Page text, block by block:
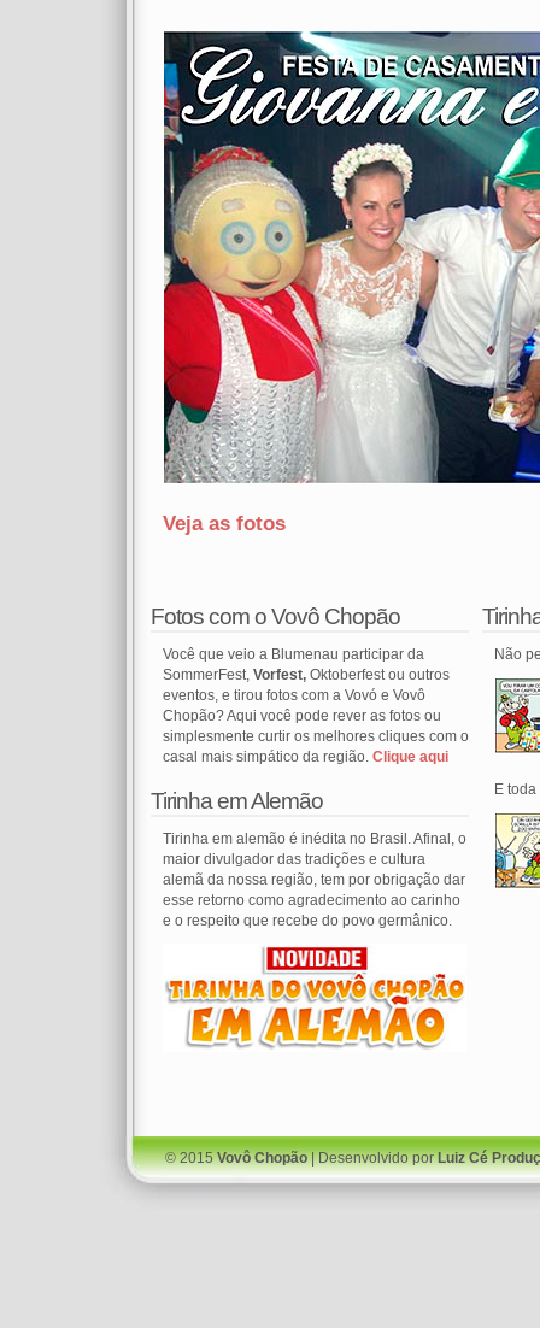
Veja as fotos
Fotos com o Vovô Chopão
Você que veio a Blumenau participar da
SommerFest, Vorfest, Oktoberfest ou outros
eventos, e tirou fotos com a Vovó e Vovô
Chopão? Aqui você pode rever as fotos ou
simplesmente curtir os melhores cliques com o
casal mais simpático da região. Clique aqui
Tirinha em Alemão
Tirinha em alemão é inédita no Brasil. Afinal, o
maior divulgador das tradições e cultura
alemã da nossa região, tem por obrigação dar
esse retorno como agradecimento ao carinho
e o respeito que recebe do povo germânico.
Não
E toda
© 2015Vovô Chopão| Desenvolvido porLuiz Cé